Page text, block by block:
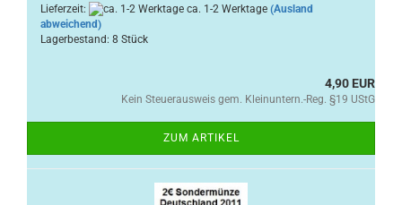
Lieferzeit: ca. 1-2 Werktage (Ausland
abweichend)
Lagerbestand: 8 Stück
4,90 EUR
Kein Steuerausweis gem. Kleinuntern.-Reg. §19 UStG
ZUM ARTIKEL